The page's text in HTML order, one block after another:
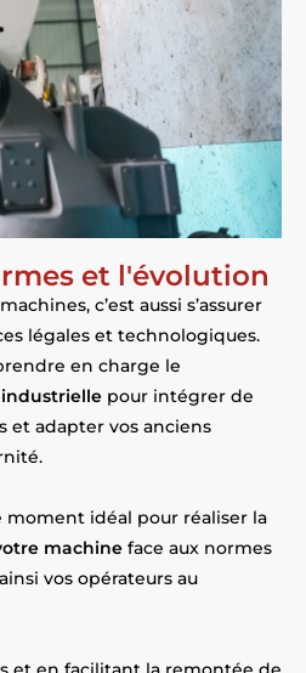
et l'évolution
c’est aussi s’assurer
légales et technologiques.
en charge le
pour intégrer de
et adapter vos anciens
idéal pour réaliser la
machine face aux normes
vos opérateurs au